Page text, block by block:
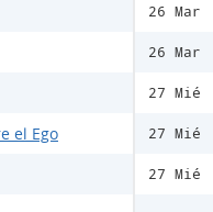
el Ego
26 Mar
26 Mar
27 Mié
27 Mié
27 Mié